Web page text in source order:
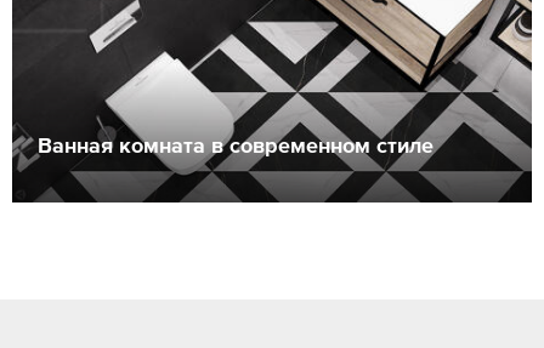
Ванная комната в современном стиле